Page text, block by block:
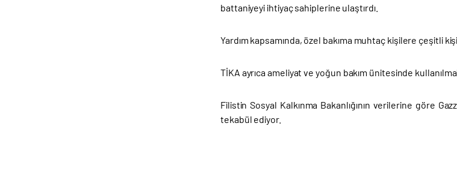
battaniyeyi ihtiyaç sahiplerine ulaştırdı.
Yardım kapsamında, özel bakıma muhtaç kişilere çeşitli
TİKA ayrıca ameliyat ve yoğun bakım ünitesinde
Filistin Sosyal Kalkınma Bakanlığının verilerine göre
tekabül ediyor.